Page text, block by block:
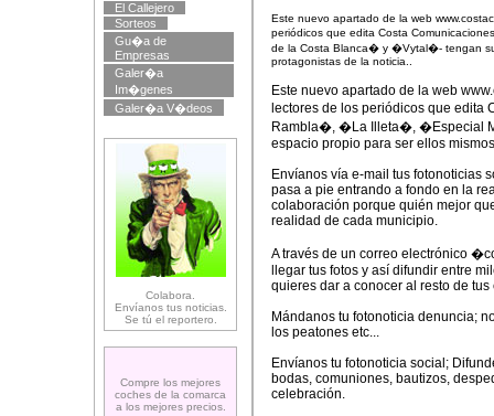
El Callejero
Sorteos
Gu�a de
Empresas
Galer�a
Im�genes
Galer�a V�deos
Colabora.
Envíanos tus noticias.
Se tú el reportero.
Compre los mejores
coches de la comarca
a los mejores precios.
Este nuevo apartado de la web
periódicos que edita Costa
de la Costa Blanca� y �Vytal�- tengan
protagonistas de la noticia..
Este nuevo apartado de la web
lectores de los periódicos que
Rambla�, �La Illeta�, �Especial
espacio propio para ser ellos
Envíanos vía e-mail tus fotonoticias
pasa a pie entrando a fondo en la
colaboración porque quién mejor
realidad de cada municipio.
A través de un correo electrónico
llegar tus fotos y así difundir entre
quieres dar a conocer al resto de
Mándanos tu fotonoticia denuncia;
los peatones etc...
Envíanos tu fotonoticia social;
bodas, comuniones, bautizos,
celebración.